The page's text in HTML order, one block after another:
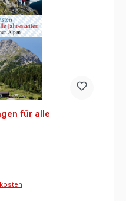
für alle